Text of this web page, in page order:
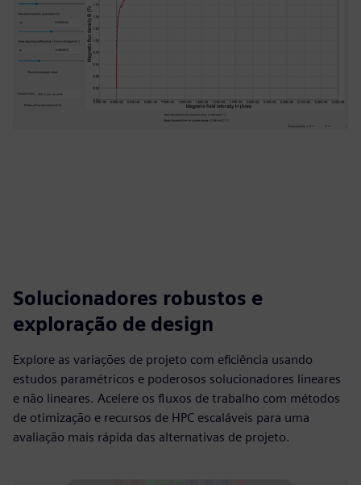
Solucionadores robustos e
exploração de design
Explore as variações de projeto com eficiência usando
estudos paramétricos e poderosos solucionadores lineares
e não lineares. Acelere os fluxos de trabalho com métodos
de otimização e recursos de HPC escaláveis para uma
avaliação mais rápida das alternativas de projeto.